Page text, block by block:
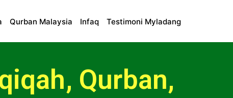
Qurban Malaysia Infaq Testimoni Myladang
Qurban,